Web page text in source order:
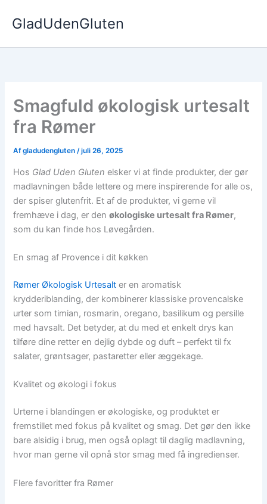
GladUdenGluten
Smagfuld økologisk urtesalt
fra Rømer
Afgladudengluten/juli 26, 2025
Hos Glad Uden Gluten elsker vi at finde produkter, der gør
madlavningen både lettere og mere inspirerende for alle os,
der spiser glutenfrit. Et af de produkter, vi gerne vil
fremhæve i dag, er denøkologiske urtesalt fra Rømer,
som du kan finde hos Løvegården.
En smag af Provence i dit køkken
Rømer Økologisk Urtesalt er en aromatisk
krydderiblanding, der kombinerer klassiske provencalske
urter som timian, rosmarin, oregano, basilikum og persille
med havsalt. Det betyder, at du med et enkelt drys kan
tilføre dine retter en dejlig dybde og duft – perfekt til fx
salater, grøntsager, pastaretter eller æggekage.
Kvalitet og økologi i fokus
Urterne i blandingen er økologiske, og produktet er
fremstillet med fokus på kvalitet og smag. Det gør den ikke
bare alsidig i brug, men også oplagt til daglig madlavning,
hvor man gerne vil opnå stor smag med få ingredienser.
Flere favoritter fra Rømer